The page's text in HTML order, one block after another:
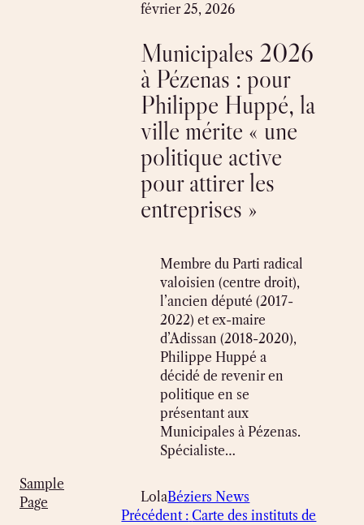
Sample
Page
février 25, 2026
Municipales 2026
à Pézenas : pour
Philippe Huppé, la
ville mérite « une
politique active
pour attirer les
entreprises »
Membre du Parti radical
valoisien (centre droit),
l’ancien député (2017-
2022) et ex-maire
d’Adissan (2018-2020),
Philippe Huppé a
décidé de revenir en
politique en se
présentant aux
Municipales à Pézenas.
Spécialiste…
LolaBéziers News
Précédent : Carte des instituts de